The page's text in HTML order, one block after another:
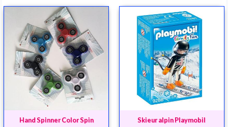
Hand Spinner Color Spin Skieur alpin Playmobil